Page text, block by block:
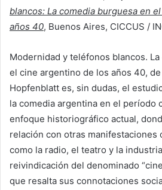
blancos: La comedia burguesa en
años 40, Buenos Aires, CICCUS /
Modernidad y teléfonos blancos.
el cine argentino de los años 40,
Hopfenblatt es, sin dudas, el
la comedia argentina en el período
enfoque historiográfico actual,
relación con otras manifestaciones
como la radio, el teatro y la
reivindicación del denominado
que resalta sus connotaciones